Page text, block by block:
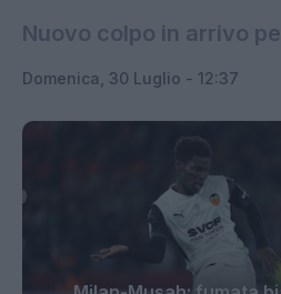
Nuovo colpo in arrivo
Domenica, 30 Luglio - 12:37